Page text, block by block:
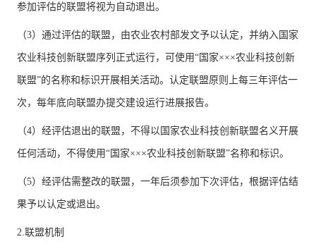
参加评估的联盟将视为自动退出。
（3）通过评估的联盟，由农业农村部发文予以认定，并纳入国家
农业科技创新联盟序列正式运行，可使用“国家×××农业科技创新
联盟”的名称和标识开展相关活动。认定联盟原则上每三年评估一
次，每年底向联盟办提交建设运行进展报告。
（4）经评估退出的联盟，不得以国家农业科技创新联盟名义开展
任何活动，不得使用“国家×××农业科技创新联盟”名称和标识。
（5）经评估需整改的联盟，一年后须参加下次评估，根据评估结
果予以认定或退出。
2.联盟机制